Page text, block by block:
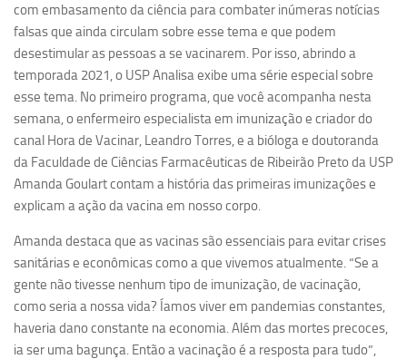
Direito e Tecnologia (Tech Law)
Grupo de Pesquisa GPUBLIC – Centro de Estudos em Gestão
e Políticas Públicas Contemporâneas
Grupos de pesquisa encerrados
Ano Sabático
Daniel Domingues dos Santos
Cíntia Rosa Pereira de Lima
Evandro Eduardo Seron Ruiz
Fabiana Cristina Severi (FDRP)
Fernando de Lima Caneppele
Geciane Silveira Porto
com embasamento da ciência para combater inúmeras notícias
falsas que ainda circulam sobre esse tema e que podem
desestimular as pessoas a se vacinarem. Por isso, abrindo a
temporada 2021, o USP Analisa exibe uma série especial sobre
esse tema. No primeiro programa, que você acompanha nesta
semana, o enfermeiro especialista em imunização e criador do
canal Hora de Vacinar, Leandro Torres, e a bióloga e doutoranda
da Faculdade de Ciências Farmacêuticas de Ribeirão Preto da USP
Amanda Goulart contam a história das primeiras imunizações e
explicam a ação da vacina em nosso corpo.
Amanda destaca que as vacinas são essenciais para evitar crises
sanitárias e econômicas como a que vivemos atualmente. “Se a
gente não tivesse nenhum tipo de imunização, de vacinação,
como seria a nossa vida? Íamos viver em pandemias constantes,
haveria dano constante na economia. Além das mortes precoces,
ia ser uma bagunça. Então a vacinação é a resposta para tudo”,